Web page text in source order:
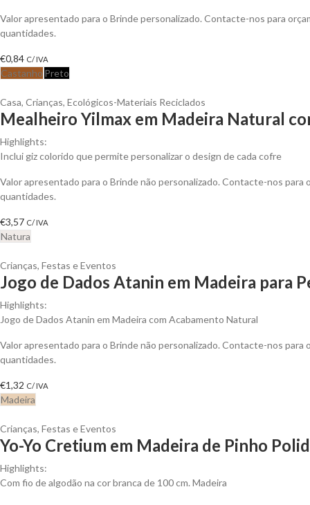
Valor apresentado para o Brinde personalizado. Contacte-nos para
quantidades.
€0,84 C/ IVA
Castanho Preto
Casa, Crianças, Ecológicos-Materiais Reciclados
Mealheiro Yilmax em Madeira Natural
Highlights:
Inclui giz colorido que permite personalizar o design de cada cofre
Valor apresentado para o Brinde não personalizado. Contacte-nos
quantidades.
€3,57 C/ IVA
Natura
Crianças, Festas e Eventos
Jogo de Dados Atanin em Madeira para
Highlights:
Jogo de Dados Atanin em Madeira com Acabamento Natural
Valor apresentado para o Brinde não personalizado. Contacte-nos
quantidades.
€1,32 C/ IVA
Madeira
Crianças, Festas e Eventos
Yo-Yo Cretium em Madeira de Pinho
Highlights:
Com fio de algodão na cor branca de 100 cm. Madeira